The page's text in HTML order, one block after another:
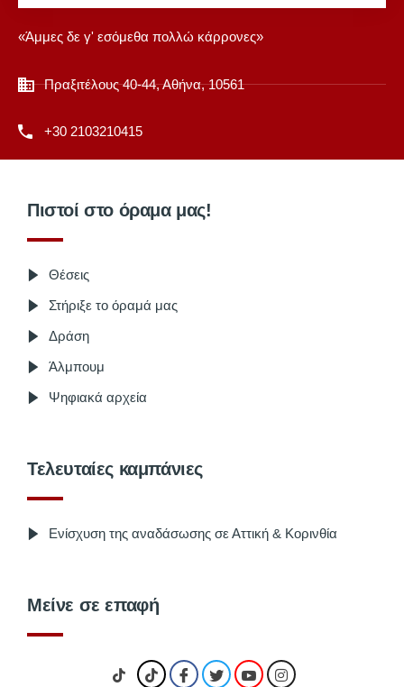
«Άμμες δε γ' εσόμεθα πολλώ κάρρονες»
Πραξιτέλους 40-44, Αθήνα, 10561
+30 2103210415
Πιστοί στο όραμα μας!
Θέσεις
Στήριξε το όραμά μας
Δράση
Άλμπουμ
Ψηφιακά αρχεία
Τελευταίες καμπάνιες
Ενίσχυση της αναδάσωσης σε Αττική & Κορινθία
Μείνε σε επαφή